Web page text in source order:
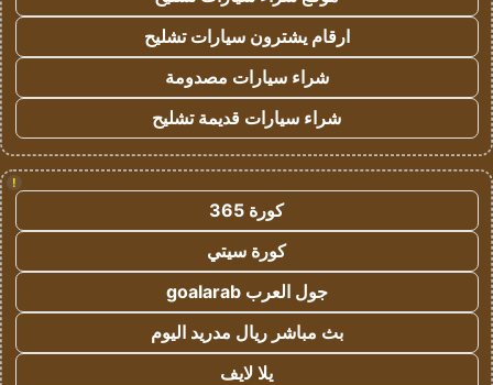
ارقام يشترون سيارات تشليح
شراء سيارات مصدومة
شراء سيارات قديمة تشليح
!
كورة 365
كورة سيتي
جول العرب goalarab
بث مباشر ريال مدريد اليوم
يلا لايف